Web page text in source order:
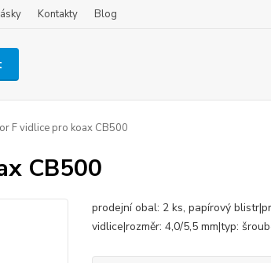
Kontakty Blog
F vidlice pro koax CB500
CB500
prodejní obal: 2 ks, papírový
vidlice|rozměr: 4,0/5,5 mm|typ: